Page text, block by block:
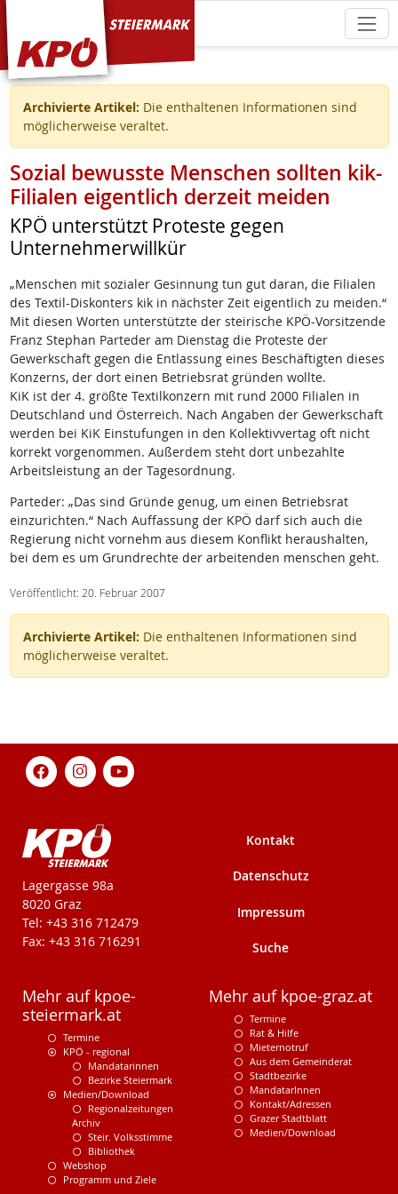
KPÖ Steiermark
Archivierte Artikel: Die enthaltenen Informationen sind
möglicherweise veraltet.
Sozial bewusste Menschen sollten kik-
Filialen eigentlich derzeit meiden
KPÖ unterstützt Proteste gegen
Unternehmerwillkür
„Menschen mit sozialer Gesinnung tun gut daran, die Filialen
des Textil-Diskonters kik in nächster Zeit eigentlich zu meiden.“
Mit diesen Worten unterstützte der steirische KPÖ-Vorsitzende
Franz Stephan Parteder am Dienstag die Proteste der
Gewerkschaft gegen die Entlassung eines Beschäftigten dieses
Konzerns, der dort einen Betriebsrat gründen wollte.
KiK ist der 4. größte Textilkonzern mit rund 2000 Filialen in
Deutschland und Österreich. Nach Angaben der Gewerkschaft
werden bei KiK Einstufungen in den Kollektivvertag oft nicht
korrekt vorgenommen. Außerdem steht dort unbezahlte
Arbeitsleistung an der Tagesordnung.
Parteder: „Das sind Gründe genug, um einen Betriebsrat
einzurichten.“ Nach Auffassung der KPÖ darf sich auch die
Regierung nicht vornehm aus diesem Konflikt heraushalten,
bei dem es um Grundrechte der arbeitenden menschen geht.
Veröffentlicht: 20. Februar 2007
Archivierte Artikel: Die enthaltenen Informationen sind
möglicherweise veraltet.
KPÖ-Steiermark
Lagergasse 98a
8020 Graz
Tel: +43 316 712479
Fax: +43 316 716291
Kontakt
Datenschutz
Impressum
Suche
Mehr auf kpoe-
steiermark.at
Termine
KPÖ - regional
Mandatarinnen
Bezirke Steiermark
Medien/Download
Regionalzeitungen
Archiv
Steir. Volksstimme
Bibliothek
Webshop
Programm und Ziele
Mehr auf kpoe-graz.at
Termine
Rat & Hilfe
Mieternotruf
Aus dem Gemeinderat
Stadtbezirke
MandatarInnen
Kontakt/Adressen
Grazer Stadtblatt
Medien/Download